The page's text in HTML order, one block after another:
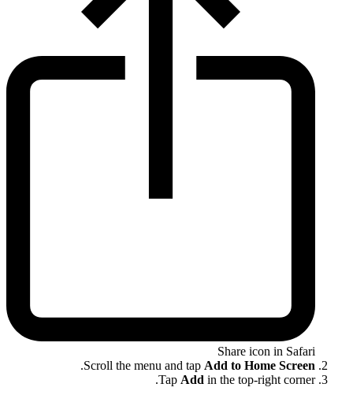
Share icon in Safari
Scroll the menu and tap Add to Home Screen
.
Tap Add in the top-right corner.